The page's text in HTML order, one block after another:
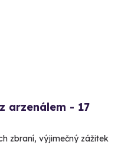
arzenálem - 17
zbraní, výjimečný zážitek